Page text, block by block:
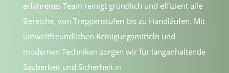
erfahrenes Team reinigt gründlich und effizient alle
Bereiche, von Treppenstufen bis zu Handläufen. Mit
umweltfreundlichen Reinigungsmitteln und
modernen Techniken sorgen wir für langanhaltende
Sauberkeit und Sicherheit in